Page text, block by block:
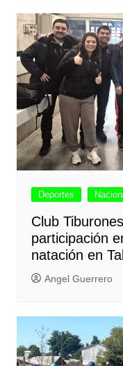
Deportes
Club
participación
natación en
Angel Guerrero